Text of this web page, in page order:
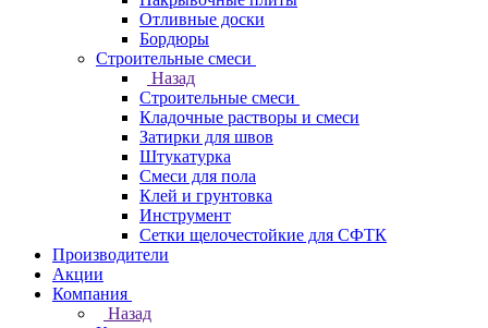
Отливные доски
Бордюры
Строительные смеси
Назад
Строительные смеси
Кладочные растворы и смеси
Затирки для швов
Штукатурка
Смеси для пола
Клей и грунтовка
Инструмент
Сетки щелочестойкие для СФТК
Производители
Акции
Компания
Назад